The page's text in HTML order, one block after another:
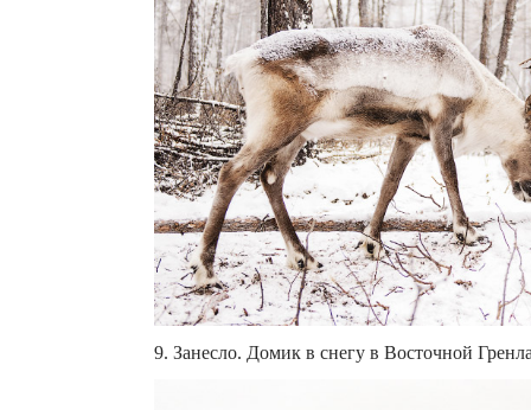
9. Занесло. Домик в снегу в Восточной